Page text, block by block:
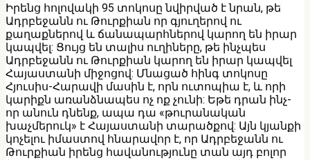
Իրենց հոլովակի 95 տոկոսը նվիրված է նրան, թե
Ադրբեջանն ու Թուրքիան որ գյուղերով ու
քաղաքներով և ճանապարհներով կարող են իրար
կապվել: Ցույց են տալիս ուղիները, թե ինչպես
Ադրբեջանն ու Թուրքիան կարող են իրար կապվել
Հայաստանի միջոցով: Մնացած հինգ տոկոսը
Հյուսիս-Հարավի մասին է, որն ուտոպիա է, և որի
կարիքն առանձնապես ոչ ոք չունի: Եթե դրան ինչ-
որ անուն դնենք, ապա դա «թուրանական
խաչմերուկ» է Հայաստանի տարածքով: Այն կյանքի
կոչելու իմաստով հնարավոր է, որ Ադրբեջանն ու
Թուրքիան իրենց հավանությունը տան այդ բոլոր